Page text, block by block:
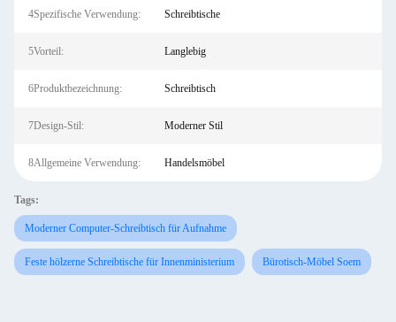
4Spezifische Verwendung: Schreibtische
5Vorteil: Langlebig
6Produktbezeichnung: Schreibtisch
7Design-Stil: Moderner Stil
8Allgemeine Verwendung: Handelsmöbel
Tags:
Moderner Computer-Schreibtisch für Aufnahme
Feste hölzerne Schreibtische für Innenministerium Bürotisch-Möbel Soem